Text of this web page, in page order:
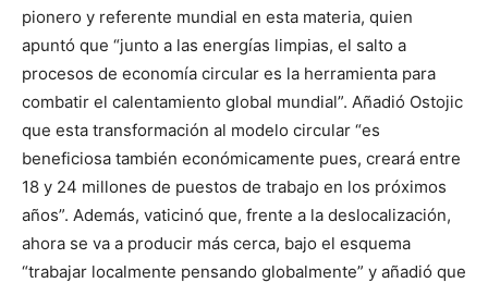
pionero y referente mundial en esta materia, quien
apuntó que “junto a las energías limpias, el salto a
procesos de economía circular es la herramienta para
combatir el calentamiento global mundial”. Añadió Ostojic
que esta transformación al modelo circular “es
beneficiosa también económicamente pues, creará entre
18 y 24 millones de puestos de trabajo en los próximos
años”. Además, vaticinó que, frente a la deslocalización,
ahora se va a producir más cerca, bajo el esquema
“trabajar localmente pensando globalmente” y añadió que